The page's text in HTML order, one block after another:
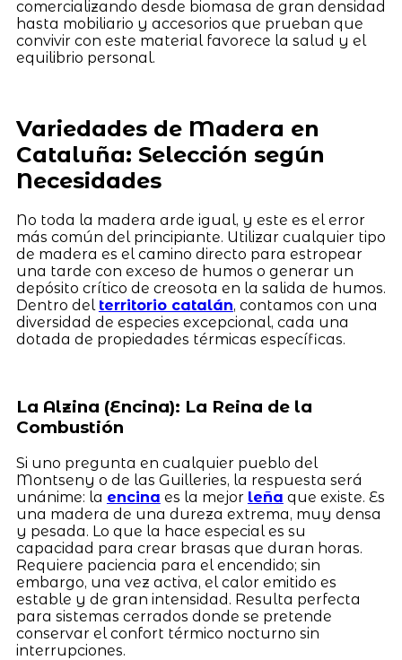
comercializando desde biomasa de gran densidad
hasta mobiliario y accesorios que prueban que
convivir con este material favorece la salud y el
equilibrio personal.
Variedades de Madera en
Cataluña: Selección según
Necesidades
No toda la madera arde igual, y este es el error
más común del principiante. Utilizar cualquier tipo
de madera es el camino directo para estropear
una tarde con exceso de humos o generar un
depósito crítico de creosota en la salida de humos.
Dentro del territorio catalán, contamos con una
diversidad de especies excepcional, cada una
dotada de propiedades térmicas específicas.
La Alzina (Encina): La Reina de la
Combustión
Si uno pregunta en cualquier pueblo del
Montseny o de las Guilleries, la respuesta será
unánime: la encina es la mejor leña que existe. Es
una madera de una dureza extrema, muy densa
y pesada. Lo que la hace especial es su
capacidad para crear brasas que duran horas.
Requiere paciencia para el encendido; sin
embargo, una vez activa, el calor emitido es
estable y de gran intensidad. Resulta perfecta
para sistemas cerrados donde se pretende
conservar el confort térmico nocturno sin
interrupciones.